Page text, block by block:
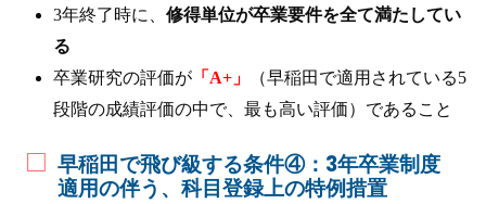
3年終了時に、 修得単位が卒業要件を全て満たしてい
る
卒業研究の評価が「A+」
（早稲田で適用されている5
段階の成績評価の中で、最も高い評価）であること
早稲田で飛び級する条件④：3年卒業制度
適用の伴う、科目登録上の特例措置